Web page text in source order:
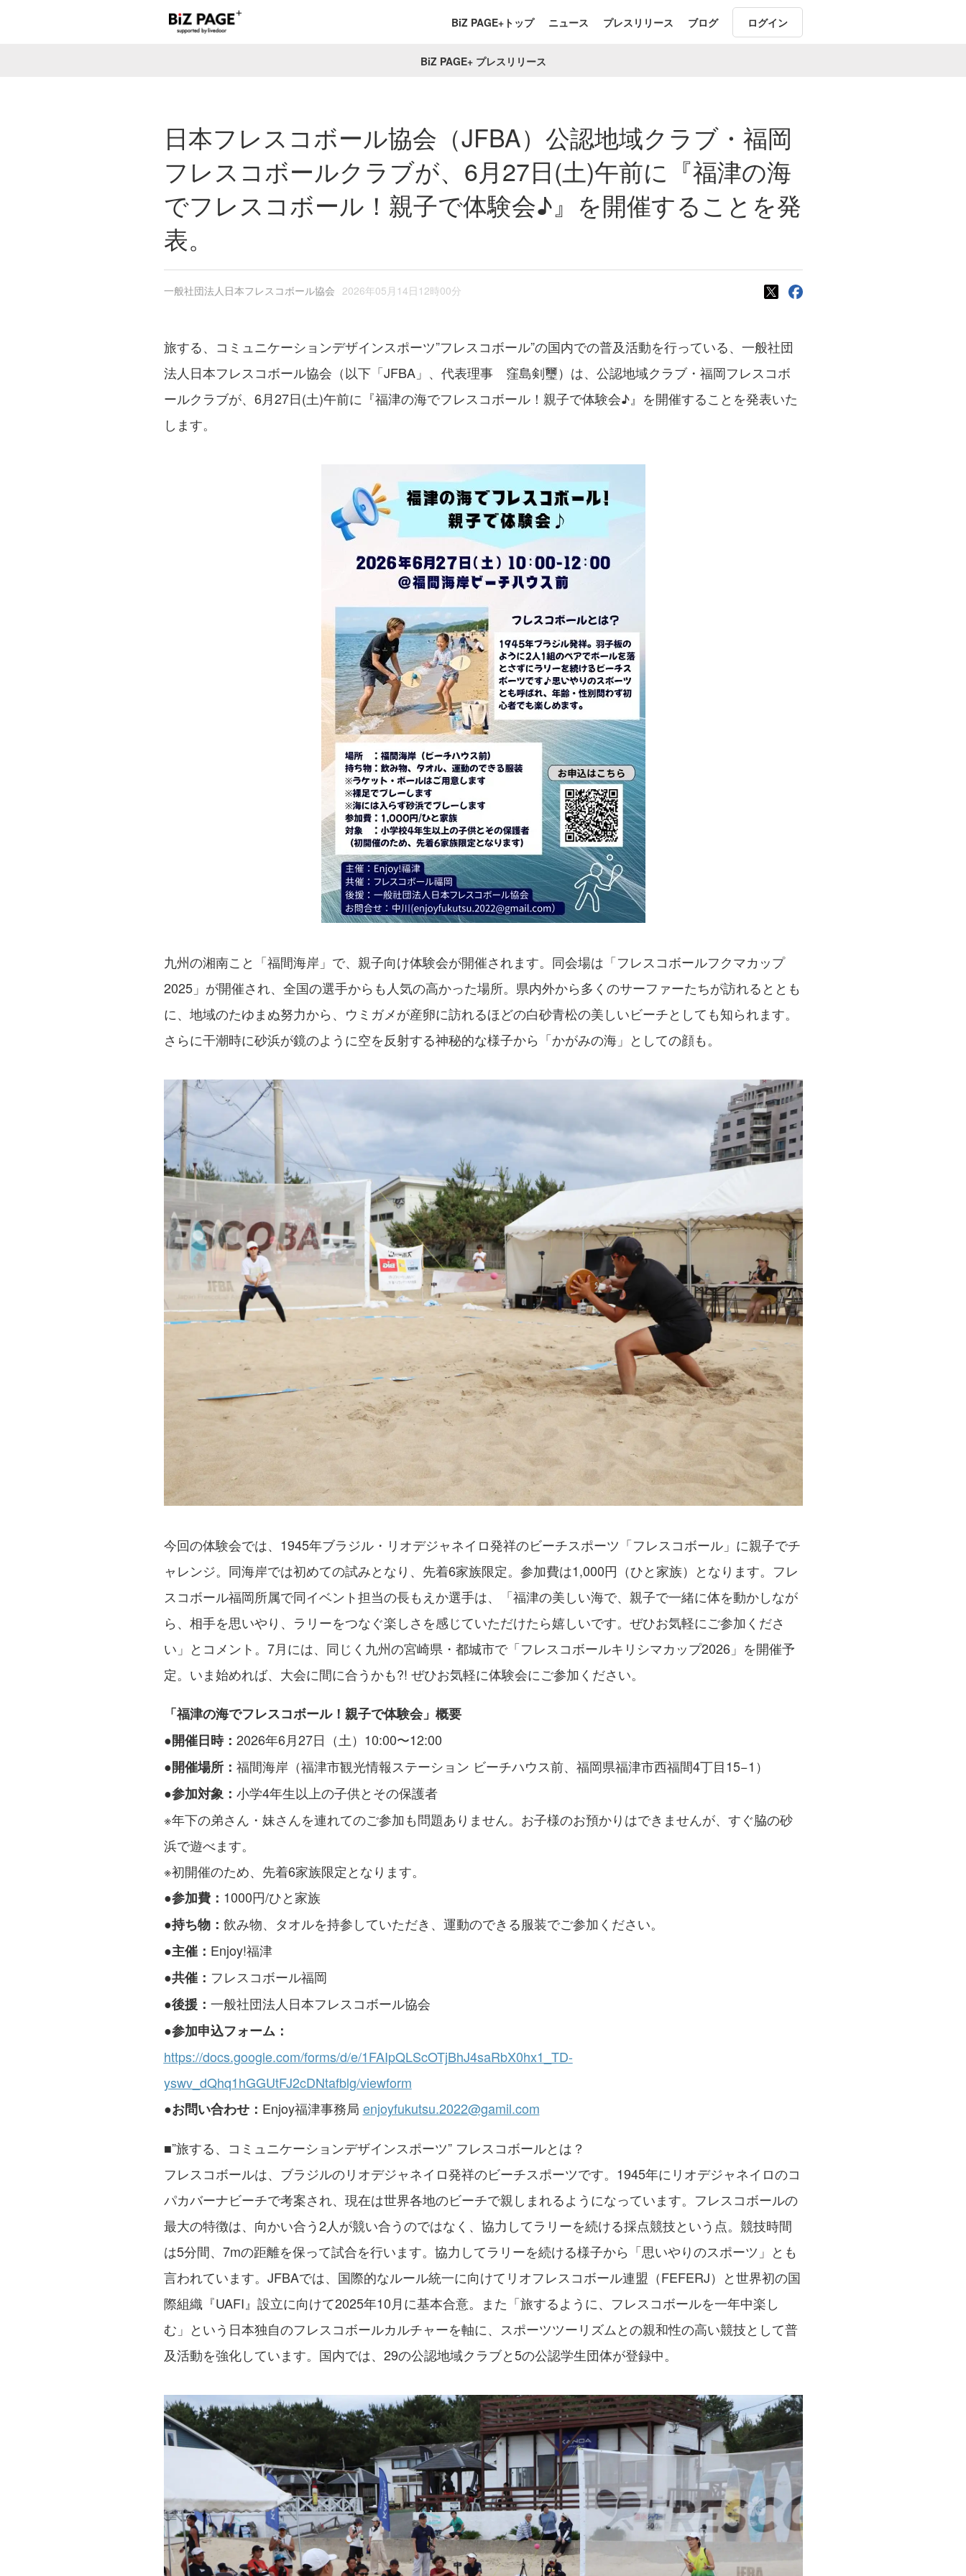
BiZ PAGE+トップ ニュース プレスリリース ブログ ログイン
BiZ PAGE+ プレスリリース
日本フレスコボール協会（JFBA）公認地域クラブ・福岡
フレスコボールクラブが、6月27日(土)午前に『福津の海
でフレスコボール！親子で体験会♪』を開催することを発
表。
一般社団法人日本フレスコボール協会 2026年05月14日12時00分
旅する、コミュニケーションデザインスポーツ”フレスコボール”の国内での普及活動を行っている、一般社団
法人日本フレスコボール協会（以下「JFBA」、代表理事 窪島剣璽）は、公認地域クラブ・福岡フレスコボ
ールクラブが、6月27日(土)午前に『福津の海でフレスコボール！親子で体験会♪』を開催することを発表いた
します。
九州の湘南こと「福間海岸」で、親子向け体験会が開催されます。同会場は「フレスコボールフクマカップ
2025」が開催され、全国の選手からも人気の高かった場所。県内外から多くのサーファーたちが訪れるととも
に、地域のたゆまぬ努力から、ウミガメが産卵に訪れるほどの白砂青松の美しいビーチとしても知られます。
さらに干潮時に砂浜が鏡のように空を反射する神秘的な様子から「かがみの海」としての顔も。
今回の体験会では、1945年ブラジル・リオデジャネイロ発祥のビーチスポーツ「フレスコボール」に親子でチ
ャレンジ。同海岸では初めての試みとなり、先着6家族限定。参加費は1,000円（ひと家族）となります。フレ
スコボール福岡所属で同イベント担当の長もえか選手は、「福津の美しい海で、親子で一緒に体を動かしなが
ら、相手を思いやり、ラリーをつなぐ楽しさを感じていただけたら嬉しいです。ぜひお気軽にご参加くださ
い」とコメント。7月には、同じく九州の宮崎県・都城市で「フレスコボールキリシマカップ2026」を開催予
定。いま始めれば、大会に間に合うかも?! ぜひお気軽に体験会にご参加ください。
「福津の海でフレスコボール！親子で体験会」概要
●開催日時： 2026年6月27日（土）10:00〜12:00
●開催場所： 福間海岸（福津市観光情報ステーション ビーチハウス前、福岡県福津市西福間4丁目15−1）
●参加対象： 小学4年生以上の子供とその保護者
※年下の弟さん・妹さんを連れてのご参加も問題ありません。お子様のお預かりはできませんが、すぐ脇の砂
浜で遊べます。
※初開催のため、先着6家族限定となります。
●参加費： 1000円/ひと家族
●持ち物： 飲み物、タオルを持参していただき、運動のできる服装でご参加ください。
●主催： Enjoy!福津
●共催： フレスコボール福岡
●後援： 一般社団法人日本フレスコボール協会
●参加申込フォーム：
https://docs.google.com/forms/d/e/1FAIpQLScOTjBhJ4saRbX0hx1_TD-
yswv_dQhq1hGGUtFJ2cDNtafblg/viewform
●お問い合わせ： Enjoy福津事務局 enjoyfukutsu.2022@gamil.com
■”旅する、コミュニケーションデザインスポーツ” フレスコボールとは？
フレスコボールは、ブラジルのリオデジャネイロ発祥のビーチスポーツです。1945年にリオデジャネイロのコ
パカバーナビーチで考案され、現在は世界各地のビーチで親しまれるようになっています。フレスコボールの
最大の特徴は、向かい合う2人が競い合うのではなく、協力してラリーを続ける採点競技という点。競技時間
は5分間、7mの距離を保って試合を行います。協力してラリーを続ける様子から「思いやりのスポーツ」とも
言われています。JFBAでは、国際的なルール統一に向けてリオフレスコボール連盟（FEFERJ）と世界初の国
際組織『UAFI』設立に向けて2025年10月に基本合意。また「旅するように、フレスコボールを一年中楽し
む」という日本独自のフレスコボールカルチャーを軸に、スポーツツーリズムとの親和性の高い競技として普
及活動を強化しています。国内では、29の公認地域クラブと5の公認学生団体が登録中。